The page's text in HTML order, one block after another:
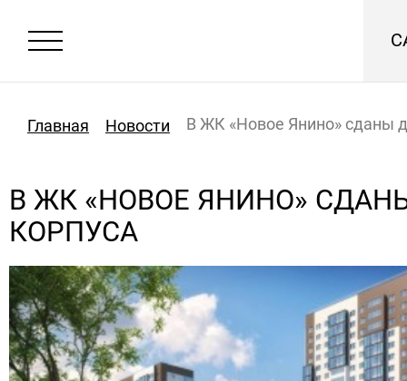
Главная Новости В ЖК «Новое Янино» сданы
В ЖК «НОВОЕ ЯНИНО»
КОРПУСА